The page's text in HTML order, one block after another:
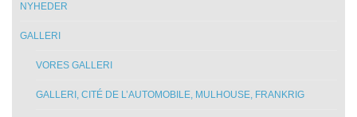
NYHEDER
GALLERI
VORES GALLERI
GALLERI, CITÉ DE L’AUTOMOBILE, MULHOUSE, FRANKRIG